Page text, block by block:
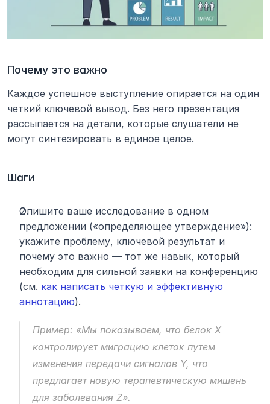
Почему это важно
Каждое успешное выступление опирается на один
четкий ключевой вывод. Без него презентация
рассыпается на детали, которые слушатели не
могут синтезировать в единое целое.
Шаги
Опишите ваше исследование в одном
предложении («определяющее утверждение»):
укажите проблему, ключевой результат и
почему это важно — тот же навык, который
необходим для сильной заявки на конференцию
(см. как написать четкую и эффективную
аннотацию).
Пример: «Мы показываем, что белок X
контролирует миграцию клеток путем
изменения передачи сигналов Y, что
предлагает новую терапевтическую мишень
для заболевания Z».